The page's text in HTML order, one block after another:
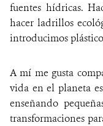
fuentes hídricas.
hacer ladrillos
introducimos
A mí me gusta
vida en el planeta
enseñando
transformaciones